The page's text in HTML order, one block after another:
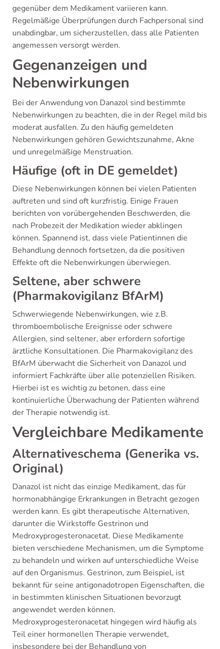
gegenüber dem Medikament variieren kann.
Regelmäßige Überprüfungen durch Fachpersonal sind
unabdingbar, um sicherzustellen, dass alle Patienten
angemessen versorgt werden.
Gegenanzeigen und
Nebenwirkungen
Bei der Anwendung von Danazol sind bestimmte
Nebenwirkungen zu beachten, die in der Regel mild bis
moderat ausfallen. Zu den häufig gemeldeten
Nebenwirkungen gehören Gewichtszunahme, Akne
und unregelmäßige Menstruation.
Häufige (oft in DE gemeldet)
Diese Nebenwirkungen können bei vielen Patienten
auftreten und sind oft kurzfristig. Einige Frauen
berichten von vorübergehenden Beschwerden, die
nach Probezeit der Medikation wieder abklingen
können. Spannend ist, dass viele Patientinnen die
Behandlung dennoch fortsetzen, da die positiven
Effekte oft die Nebenwirkungen überwiegen.
Seltene, aber schwere
(Pharmakovigilanz BfArM)
Schwerwiegende Nebenwirkungen, wie z.B.
thromboembolische Ereignisse oder schwere
Allergien, sind seltener, aber erfordern sofortige
ärztliche Konsultationen. Die Pharmakovigilanz des
BfArM überwacht die Sicherheit von Danazol und
informiert Fachkräfte über alle potenziellen Risiken.
Hierbei ist es wichtig zu betonen, dass eine
kontinuierliche Überwachung der Patienten während
der Therapie notwendig ist.
Vergleichbare Medikamente
Alternativeschema (Generika vs.
Original)
Danazol ist nicht das einzige Medikament, das für
hormonabhängige Erkrankungen in Betracht gezogen
werden kann. Es gibt therapeutische Alternativen,
darunter die Wirkstoffe Gestrinon und
Medroxyprogesteronacetat. Diese Medikamente
bieten verschiedene Mechanismen, um die Symptome
zu behandeln und wirken auf unterschiedliche Weise
auf den Organismus. Gestrinon, zum Beispiel, ist
bekannt für seine antigonadotropen Eigenschaften, die
in bestimmten klinischen Situationen bevorzugt
angewendet werden können.
Medroxyprogesteronacetat hingegen wird häufig als
Teil einer hormonellen Therapie verwendet,
insbesondere bei der Behandlung von